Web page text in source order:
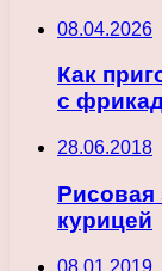
08.04.2026
Как
с
28.06.2018
Рисовая
курицей
08.01.2019